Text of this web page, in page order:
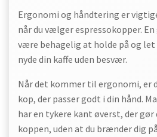
Ergonomi og håndtering er
når du vælger espressokopper.
være behagelig at holde på og let
nyde din kaffe uden besvær.
Når det kommer til ergonomi, er
kop, der passer godt i din hånd.
har en tykere kant øverst, der
koppen, uden at du brænder dig